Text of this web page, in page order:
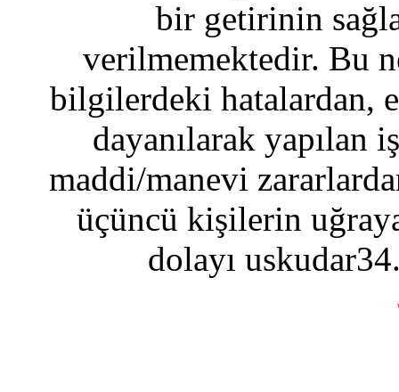
bir getirinin
verilmemektedir. Bu
bilgilerdeki hatalardan,
dayanılarak yapılan
maddi/manevi
üçüncü kişilerin
dolayı